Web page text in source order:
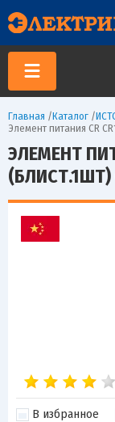
Главная /Каталог /
Элемент питания CR
ЭЛЕМЕНТ
(БЛИСТ.1ШТ)
В избранное